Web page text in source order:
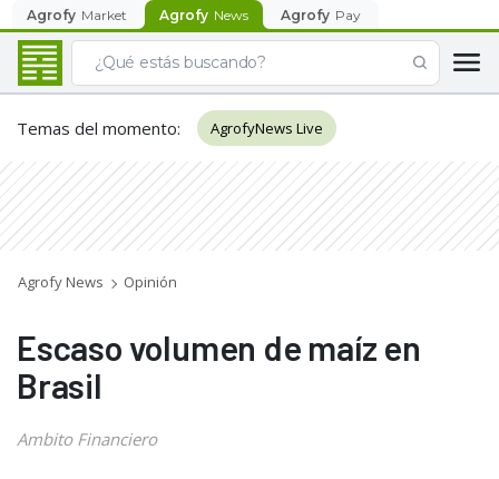
Agrofy Market Agrofy News Agrofy Pay
Temas del momento: AgrofyNews Live
Agrofy News Opinión
Escaso volumen de maíz en
Brasil
Ambito Financiero